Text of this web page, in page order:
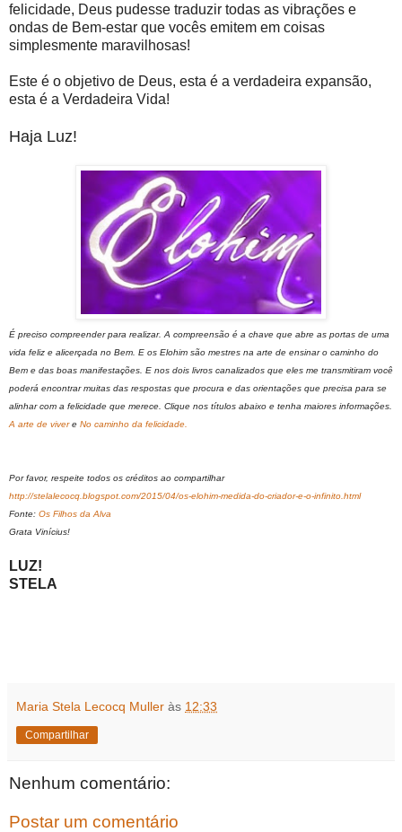
felicidade, Deus pudesse traduzir todas as vibrações e
ondas de Bem-estar que vocês emitem em coisas
simplesmente maravilhosas!
Este é o objetivo de Deus, esta é a verdadeira expansão,
esta é a Verdadeira Vida!
Haja Luz!
É preciso compreender para realizar. A compreensão é a chave que abre as portas de uma
vida feliz e alicerçada no Bem. E os Elohim são mestres na arte de ensinar o caminho do
Bem e das boas manifestações. E nos dois livros canalizados que eles me transmitiram você
poderá encontrar muitas das respostas que procura e das orientações que precisa para se
alinhar com a felicidade que merece. Clique nos títulos abaixo e tenha maiores informações.
A arte de vivere No caminho da felicidade.
Por favor, respeite todos os créditos ao compartilhar
http://stelalecocq.blogspot.com/2015/04/os-elohim-medida-do-criador-e-o-infinito.html
Fonte: Os Filhos da Alva
Grata Vinícius!
LUZ!
STELA
Maria Stela Lecocq Muller às 12:33
Compartilhar
Nenhum comentário:
Postar um comentário